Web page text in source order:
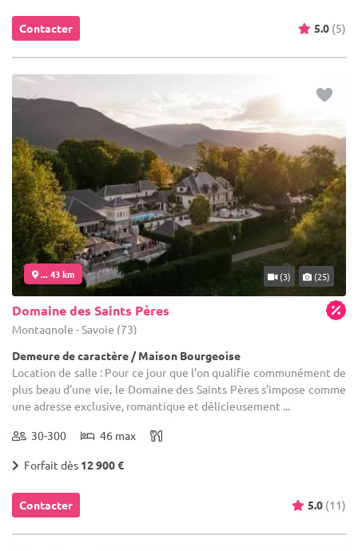
Contacter 5.0 (5)
... 43 km (3) (25)
Domaine des Saints Pères
Montagnole - Savoie (73)
Demeure de caractère / Maison Bourgeoise
Location de salle : Pour ce jour que l’on qualifie communément de
plus beau d’une vie, le Domaine des Saints Pères s’impose comme
une adresse exclusive, romantique et délicieusement ...
30-300 46 max
Forfait dès 12 900 €
Contacter 5.0 (11)